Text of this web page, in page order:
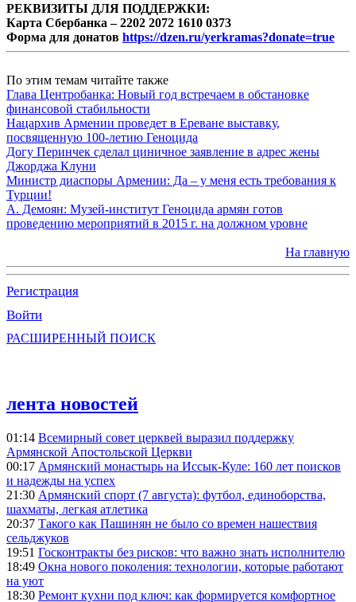
РЕКВИЗИТЫ ДЛЯ ПОДДЕРЖКИ:
Карта Сбербанка – 2202 2072 1610 0373
Форма для донатов https://dzen.ru/yerkramas?donate=true
По этим темам читайте также
Глава Центробанка: Новый год встречаем в обстановке
финансовой стабильности
Нацархив Армении проведет в Ереване выставку,
посвященную 100-летию Геноцида
Догу Перинчек сделал циничное заявление в адрес жены
Джорджа Клуни
Министр диаспоры Армении: Да – у меня есть требования к
Турции!
А. Демоян: Музей-институт Геноцида армян готов
проведению мероприятий в 2015 г. на должном уровне
На главную
Регистрация
Войти
РАСШИРЕННЫЙ ПОИСК
лента новостей
01:14 Всемирный совет церквей выразил поддержку
Армянской Апостольской Церкви
00:17 Армянский монастырь на Иссык-Куле: 160 лет поисков
и надежды на успех
21:30 Армянский спорт (7 августа): футбол, единоборства,
шахматы, легкая атлетика
20:37 Такого как Пашинян не было со времен нашествия
сельджуков
19:51 Госконтракты без рисков: что важно знать исполнителю
18:49 Окна нового поколения: технологии, которые работают
на уют
18:30 Ремонт кухни под ключ: как формируется комфортное